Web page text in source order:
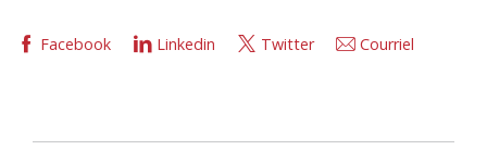
Facebook Linkedin Twitter Courriel